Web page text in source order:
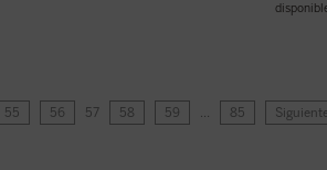
55 56 57 58 59 … 85